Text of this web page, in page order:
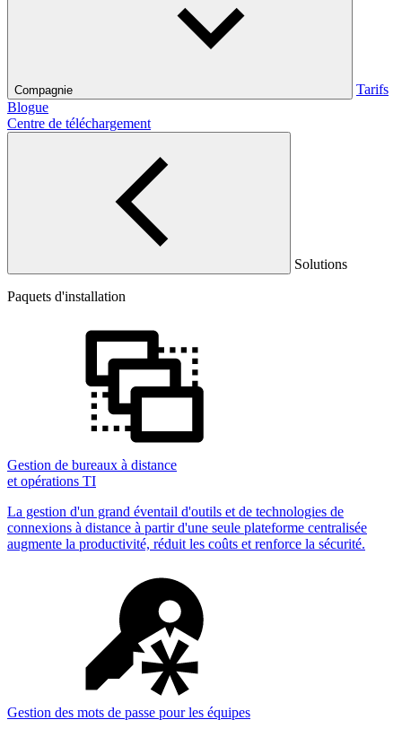
Compagnie
Tarifs
Blogue
Centre de téléchargement
Solutions
Paquets d'installation
Gestion de bureaux à distance
et opérations TI
La gestion d'un grand éventail d'outils et de technologies de
connexions à distance à partir d'une seule plateforme centralisée
augmente la productivité, réduit les coûts et renforce la sécurité.
Gestion des mots de passe pour les équipes